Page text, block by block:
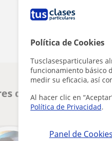
Política de Cookies
Tusclasesparticulares
funcionamiento básico
medir su eficacia, así
Al hacer clic en
Política de Privacidad.
Panel de Cookies
de Matemáticas